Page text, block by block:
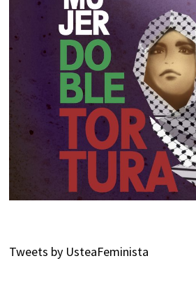
Tweets by UsteaFeminista